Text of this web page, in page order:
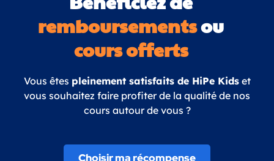
remboursementsou
cours offerts
Vous êtes pleinement satisfaits de HiPe Kidset
vous souhaitez faire profiter de la qualité de nos
cours autour de vous ?
Choisir ma récompense